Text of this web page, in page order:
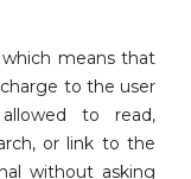
which means that
to the user
to read,
or link to the
without asking